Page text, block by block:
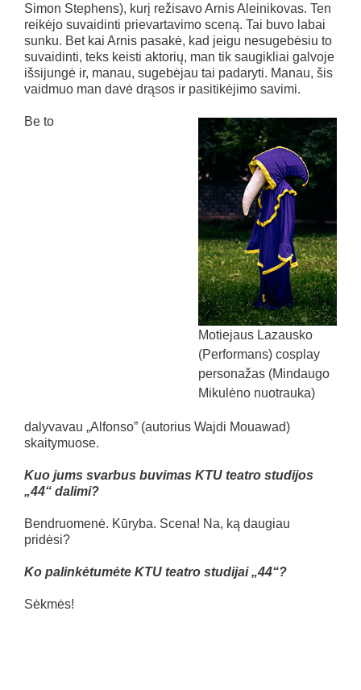
Simon Stephens), kurį režisavo Arnis Aleinikovas. Ten
reikėjo suvaidinti prievartavimo sceną. Tai buvo labai
sunku. Bet kai Arnis pasakė, kad jeigu nesugebėsiu to
suvaidinti, teks keisti aktorių, man tik saugikliai galvoje
išsijungė ir, manau, sugebėjau tai padaryti. Manau, šis
vaidmuo man davė drąsos ir pasitikėjimo savimi.
Motiejaus Lazausko
(Performans) cosplay
personažas (Mindaugo
Mikulėno nuotrauka)
Be to
dalyvavau „Alfonso” (autorius Wajdi Mouawad)
skaitymuose.
Kuo jums svarbus buvimas KTU teatro studijos
„44“ dalimi?
Bendruomenė. Kūryba. Scena! Na, ką daugiau
pridėsi?
Ko palinkėtumėte KTU teatro studijai „44“?
Sėkmės!